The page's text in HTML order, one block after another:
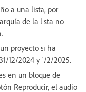
a una lista, por
de la lista no
proyecto si ha
12/2024 y 1/2/2025.
en un bloque de
Reproducir, el audio